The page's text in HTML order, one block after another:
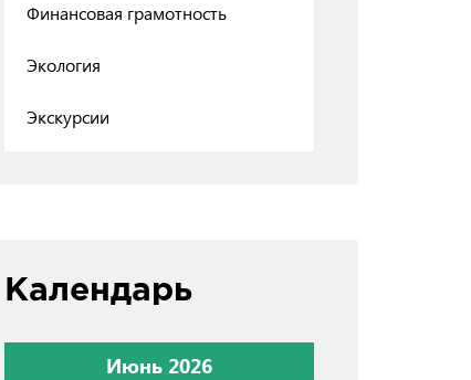
Финансовая грамотность
Экология
Экскурсии
Календарь
Июнь 2026